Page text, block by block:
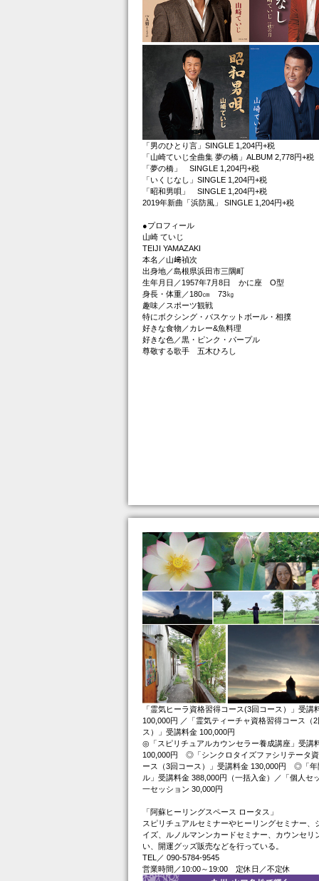
「男のひとり言」SINGLE 1,204円+税
「山崎ていじ全曲集 夢の橋」ALBUM 2,778円+税
「夢の橋」 SINGLE 1,204円+税
「いくじなし」SINGLE 1,204円+税
「昭和男唄」 SINGLE 1,204円+税
2019年新曲「浜防風」 SINGLE 1,204円+税
●プロフィール
山崎 ていじ
TEIJI YAMAZAKI
本名／山﨑禎次
出身地／島根県浜田市三隅町
生年月日／1957年7月8日 かに座 O型
身長・体重／180㎝ 73㎏
趣味／スポーツ観戦
特にボクシング・バスケットボール・相撲
好きな食物／カレー&魚料理
好きな色／黒・ピンク・パープル
尊敬する歌手 五木ひろし
「霊気ヒーラ資格習得コース(3回コース）」受講
100,000円 ／「霊気ティーチャ資格習得コース（
ス）」受講料金 100,000円
◎「スピリチュアルカウンセラー養成講座」受講
100,000円 ◎「シンクロタイズファシリテータ
ース（3回コース）」受講料金 130,000円 ◎「年
ル」受講料金 388,000円（一括入金）／「個人セ
一セッション 30,000円
「阿蘇ヒーリングスペース ロータス」
スピリチュアルセミナーやヒーリングセミナー、
イズ、ルノルマンンカードセミナー、カウンセリ
い、開運グッズ販売などを行っている。
TEL／ 090-5784-9545
営業時間／10:00～19:00 定休日／不定休